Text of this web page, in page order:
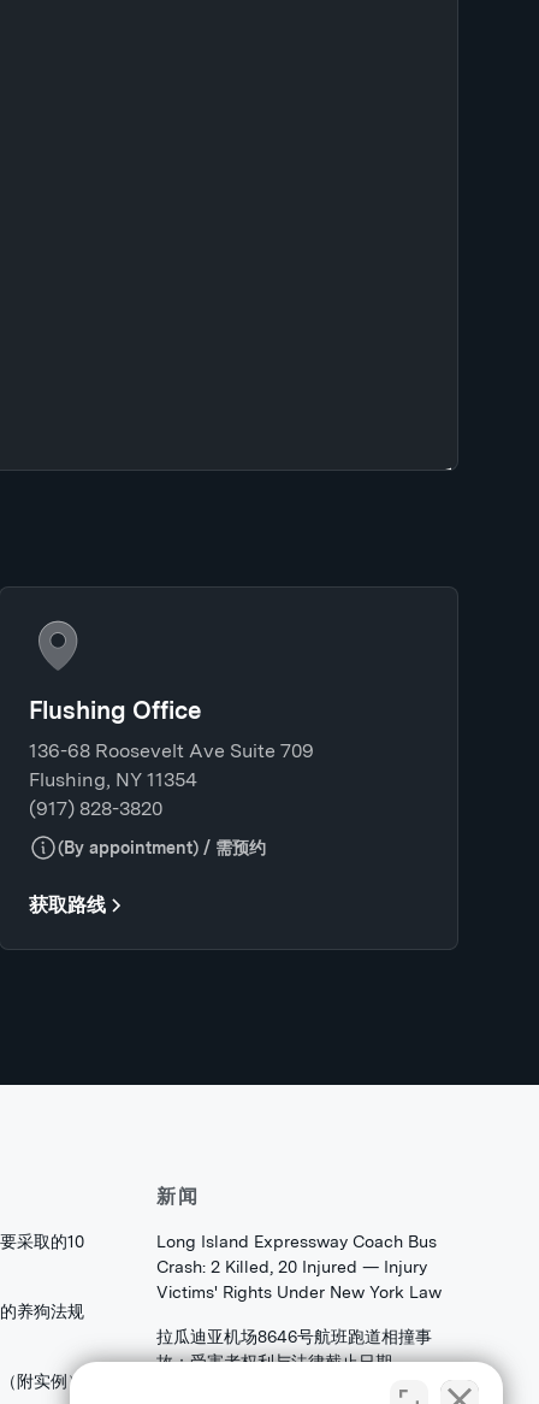
Flushing Office
136-68 Roosevelt Ave Suite 709
Flushing, NY 11354
(917) 828-3820
(By appointment) / 需预约
获取路线
采取的10
养狗法规
附实例）
新闻
Long Island Expressway Coach Bus
Crash: 2 Killed, 20 Injured — Injury
Victims' Rights Under New York Law
拉瓜迪亚机场8646号航班跑道相撞事
故：受害者权利与法律截止日期